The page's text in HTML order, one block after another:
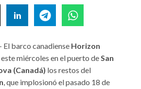
El barco canadiense Horizon
miércoles en el puerto deSan
(Canadá) los restos del
, que implosionó el pasado 18 de